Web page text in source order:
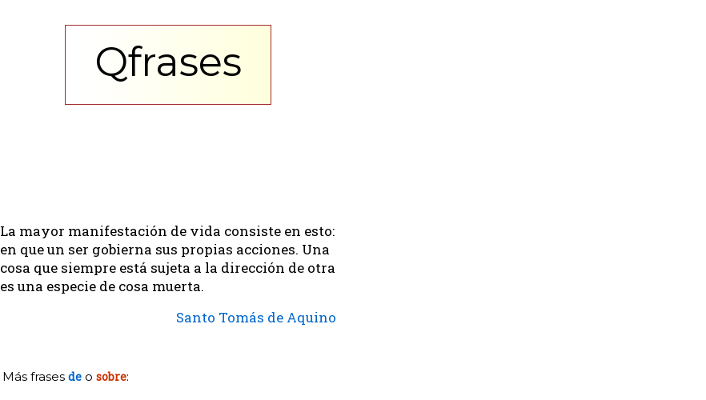
Qfrases
La mayor manifestación de vida consiste en esto:
en que un ser gobierna sus propias acciones. Una
cosa que siempre está sujeta a la dirección de otra
es una especie de cosa muerta.
Santo Tomás de Aquino
Más frases de o sobre: